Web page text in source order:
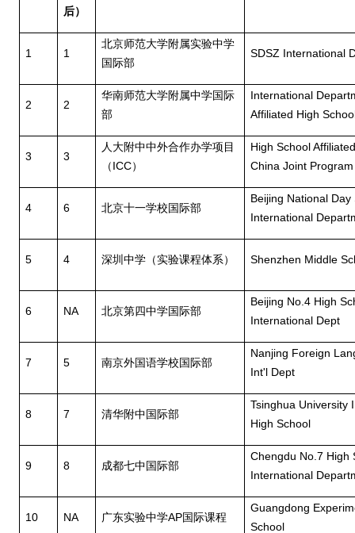
后）
1 1
北京师范大学附属实验中学
国际部
SDSZ International
2 2
华南师范大学附属中学国际
部
International
Affiliated High
3 3
人大附中中外合作办学项目
（ICC）
High School
China Joint Program
4 6 北京十一学校国际部
Beijing National Day
International
5 4 深圳中学（实验课程体系） Shenzhen Middle
6 NA 北京第四中学国际部
Beijing No.4 High
International Dept
7 5 南京外国语学校国际部
Nanjing Foreign
Int'l Dept
8 7 清华附中国际部
Tsinghua University
High School
9 8 成都七中国际部
Chengdu No.7 High
International
10 NA 广东实验中学AP国际课程
Guangdong
School